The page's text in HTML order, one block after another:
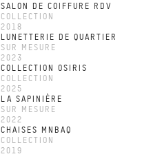
SALON DE COIFFURE RDV
COLLECTION
2018
LUNETTERIE DE QUARTIER
SUR MESURE
2023
COLLECTION OSIRIS
COLLECTION
2025
LA SAPINIÈRE
SUR MESURE
2022
CHAISES MNBAQ
COLLECTION
2019